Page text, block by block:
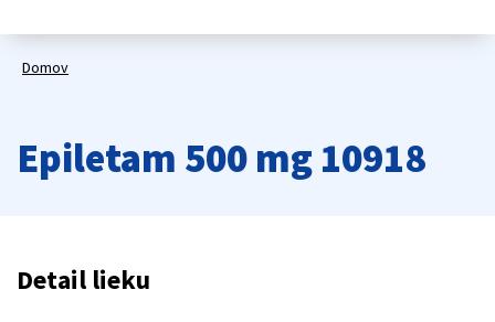
Domov
Epiletam 500 mg 10918
Detail lieku